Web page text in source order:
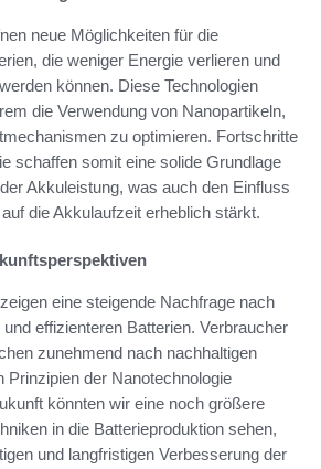
neue Möglichkeiten für die
die weniger Energie verlieren und
können. Diese Technologien
die Verwendung von Nanopartikeln,
zu optimieren. Fortschritte
schaffen somit eine solide Grundlage
Akkuleistung, was auch den Einfluss
die Akkulaufzeit erheblich stärkt.
eine steigende Nachfrage nach
effizienteren Batterien. Verbraucher
zunehmend nach nachhaltigen
Prinzipien der Nanotechnologie
könnten wir eine noch größere
in die Batterieproduktion sehen,
und langfristigen Verbesserung der